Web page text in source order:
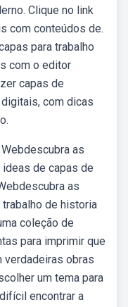
Clique no link
com conteúdos de.
para trabalho
com o editor
capas de
com dicas
as
de capas de
as
de historia
coleção de
para imprimir que
verdadeiras obras
um tema para
encontrar a